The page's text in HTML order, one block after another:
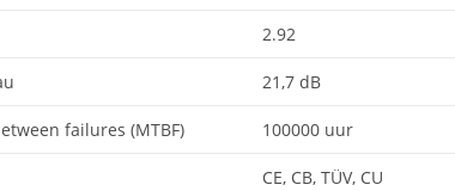
2.92
21,7 dB
failures (MTBF) 100000 uur
CE, CB, TÜV, CU